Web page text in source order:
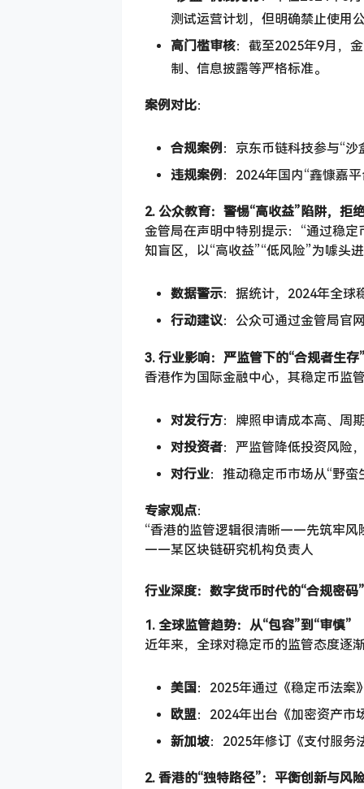
测试运营计划，但明确禁止使用
高门槛审核：截至2025年9月，
制、信息披露等严格标准。
案例对比：
合规案例：京东币链科技参与“
违规案例：2024年国内“鑫慷嘉
2. 公众教育：警惕“高收益”陷阱，拒
金管局在声明中特别提示：“通过稳
知盲区，以“高收益”“低风险”为噱头
数据警示：据统计，2024年全球
行动建议：公众可通过金管局官
3. 行业影响：严监管下的“合规者生存
香港作为国际金融中心，其稳定币监
对发行方：牌照申请成本高、周
对投资者：严监管降低投资风险
对行业：推动稳定币市场从“野
专家观点：
“香港的监管逻辑很清晰——先筑牢风
——某区块链研究机构负责人
行业深度：数字货币时代的“合规密码”
1. 全球监管趋势：从“包容”到“审慎”
近年来，全球对稳定币的监管态度逐
美国 ：2025年通过《稳定币法案
欧盟：2024年出台《加密资产市
新加坡：2025年修订《支付服务
2. 香港的“独特路径”：平衡创新与风